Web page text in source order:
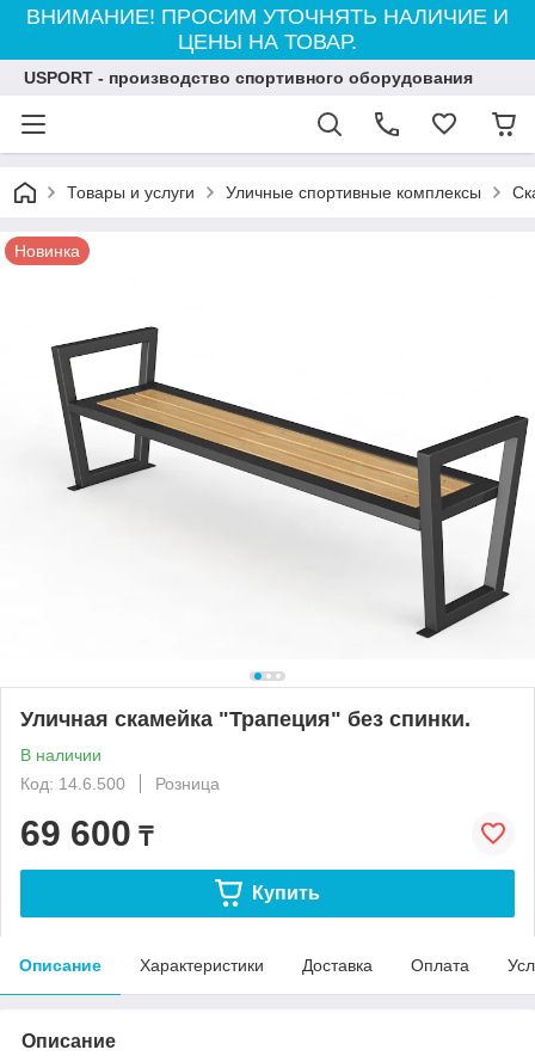
ВНИМАНИЕ! ПРОСИМ УТОЧНЯТЬ НАЛИЧИЕ И
ЦЕНЫ НА ТОВАР.
USPORT - производство спортивного оборудования
Товары и услуги Уличные спортивные комплексы
Новинка
Уличная скамейка "Трапеция" без спинки.
В наличии
Код: 14.6.500
Розница
69 600 ₸
Купить
Описание Характеристики Доставка Оплата
Описание